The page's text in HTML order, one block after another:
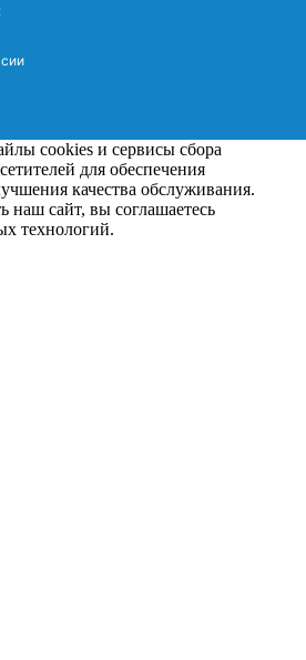
cookies и сервисы сбора
для обеспечения
качества обслуживания.
наш сайт, вы соглашаетесь
технологий.